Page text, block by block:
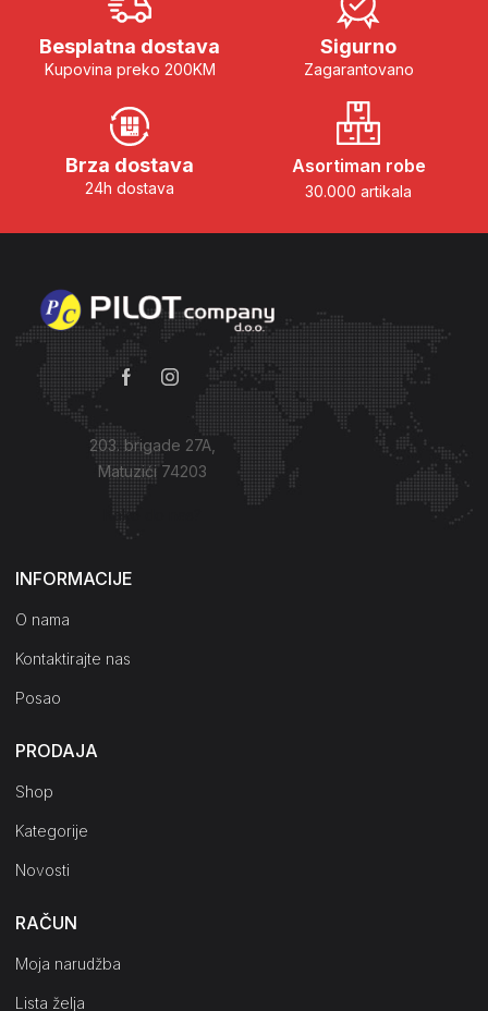
Besplatna dostava
Kupovina preko 200KM
Sigurno
Zagarantovano
Brza dostava
24h dostava
Asortiman robe
30.000 artikala
203. brigade 27A,
Matuzići 74203
Kako do nas?
INFORMACIJE
O nama
Kontaktirajte nas
Posao
PRODAJA
Shop
Kategorije
Novosti
RAČUN
Moja narudžba
Lista želja